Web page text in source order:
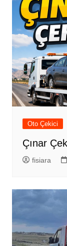
Oto Çekici
Çınar
fisiara